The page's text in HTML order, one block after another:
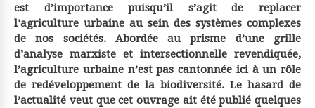
est d’importance puisqu’il s’agit de replacer
l’agriculture urbaine au sein des systèmes complexes
de nos sociétés. Abordée au prisme d’une grille
d’analyse marxiste et intersectionnelle revendiquée,
l’agriculture urbaine n’est pas cantonnée ici à un rôle
de redéveloppement de la biodiversité. Le hasard de
l’actualité veut que cet ouvrage ait été publié quelques